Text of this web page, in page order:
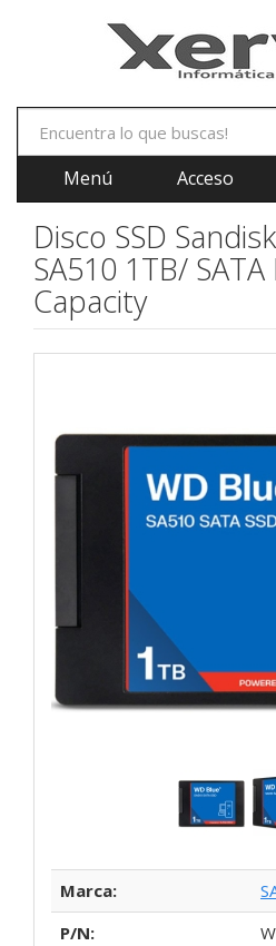
Menú Acceso
Disco SSD
SA510 1TB/ SATA
Capacity
Marca:
P/N: